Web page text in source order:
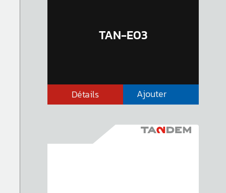
TAN-E03
Détails Ajouter